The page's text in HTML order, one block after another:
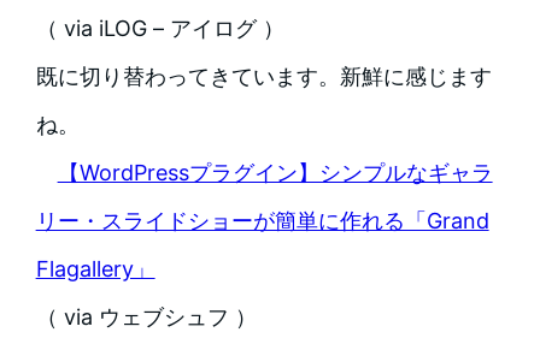
（ via iLOG – アイログ ）
既に切り替わってきています。新鮮に感じます
ね。
【WordPressプラグイン】シンプルなギャラ
リー・スライドショーが簡単に作れる「Grand
Flagallery」
（ via ウェブシュフ ）